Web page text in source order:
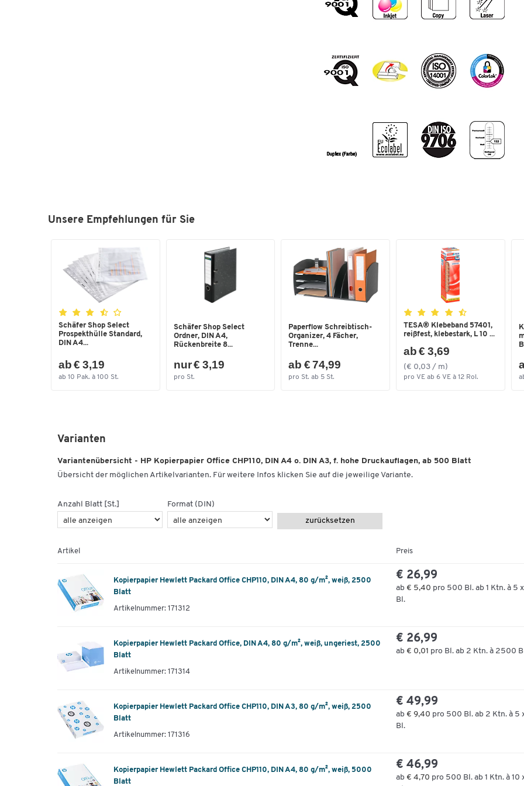
Volumen: 1,33 cm³/g
Weißegrad: CIE 153 weiß
Oberfläche: ungestrichen
Verpackungseinheit: 1 Karton = 5 x 500 Blatt
Zertifikate: ISO 9001, ISO 9706, ISO 14001,
Farben
weiß
Format (DIN) A4
Unsere Empfehlungen für Sie
Schäfer Shop Select
Prospekthülle Standard,
DIN A4...
ab € 3,19
ab 10 Pak. à 100 St.
Schäfer Shop Select
Ordner, DIN A4,
Rückenbreite 8...
nur € 3,19
pro St.
Paperflow Schreibtisch-
Organizer, 4 Fächer,
Trenne...
ab € 74,99
pro St. ab 5 St.
TESA® Klebeband 57401,
reißfest, klebestark, L 10 ...
ab € 3,69
(€ 0,03 / m)
pro VE ab 6 VE à 12 Rol.
Varianten
Variantenübersicht - HP Kopierpapier Office CHP110, DIN A4 o. DIN A3, f. hohe Druckauflagen, ab 500 Blatt
Übersicht der möglichen Artikelvarianten. Für weitere Infos klicken Sie auf die jeweilige Variante.
Anzahl Blatt [St.]
Format (DIN)
zurücksetzen
Artikel Preis
Kopierpapier Hewlett Packard Office CHP110, DIN A4, 80 g/m², weiß, 2500
Blatt
Artikelnummer: 171312
€ 26,99
ab € 5,40 pro 500 Bl. ab 1 Ktn. à 5
Bl.
Kopierpapier Hewlett Packard Office, DIN A4, 80 g/m², weiß, ungeriest, 2500
Blatt
Artikelnummer: 171314
€ 26,99
ab € 0,01 pro Bl. ab 2 Ktn. à 2500
Kopierpapier Hewlett Packard Office CHP110, DIN A3, 80 g/m², weiß, 2500
Blatt
Artikelnummer: 171316
€ 49,99
ab € 9,40 pro 500 Bl. ab 2 Ktn. à 5
Bl.
Kopierpapier Hewlett Packard Office CHP110, DIN A4, 80 g/m², weiß, 5000
Blatt
€ 46,99
ab € 4,70 pro 500 Bl. ab 1 Ktn. à 10